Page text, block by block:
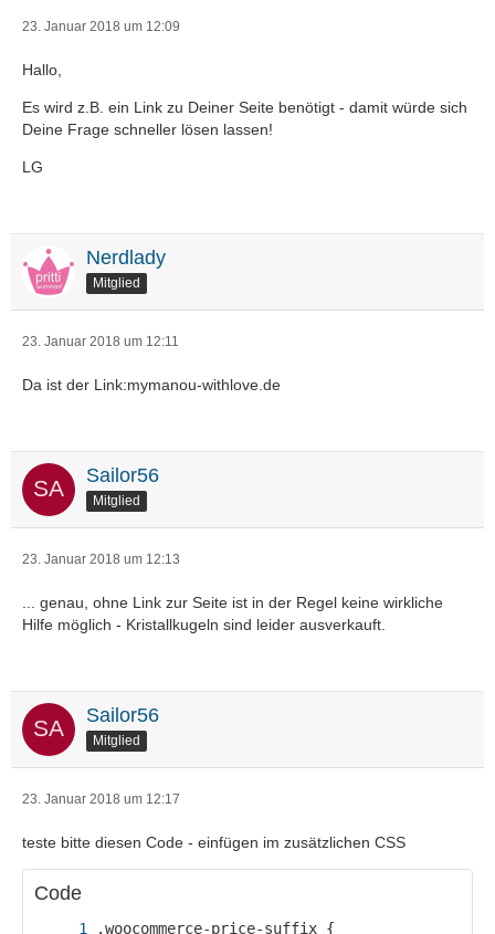
23. Januar 2018 um 12:09
Hallo,
Es wird z.B. ein Link zu Deiner Seite benötigt - damit würde sich
Deine Frage schneller lösen lassen!
LG
Nerdlady
Mitglied
23. Januar 2018 um 12:11
Da ist der Link:mymanou-withlove.de
Sailor56
Mitglied
23. Januar 2018 um 12:13
... genau, ohne Link zur Seite ist in der Regel keine wirkliche
Hilfe möglich - Kristallkugeln sind leider ausverkauft.
Sailor56
Mitglied
23. Januar 2018 um 12:17
teste bitte diesen Code - einfügen im zusätzlichen CSS
Code